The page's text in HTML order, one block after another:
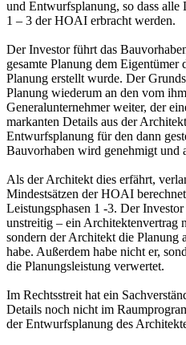
und Entwurfsplanung, so dass alle
1 – 3 der HOAI erbracht werden.
Der Investor führt das
gesamte Planung dem
Planung erstellt wurde. Der
Planung wiederum an den vom
Generalunternehmer weiter, der
markanten Details aus der
Entwurfsplanung für den dann
Bauvorhaben wird genehmigt und
Als der Architekt dies erfährt,
Mindestsätzen der HOAI
Leistungsphasen 1 -3. Der
unstreitig – ein Architektenvertrag
sondern der Architekt die Planung
habe. Außerdem habe nicht er,
die Planungsleistung verwertet.
Im Rechtsstreit hat ein
Details noch nicht im
der Entwurfsplanung des